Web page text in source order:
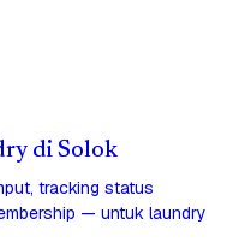
di Solok
tracking status
— untuk laundry